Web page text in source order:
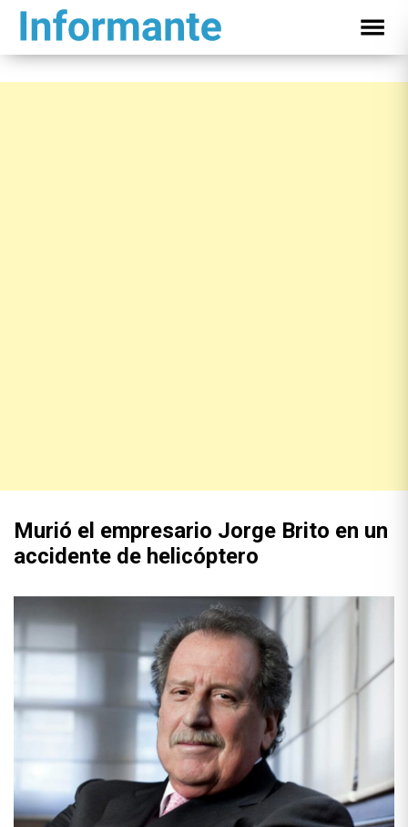
Murió el empresario Jorge Brito en un
accidente de helicóptero